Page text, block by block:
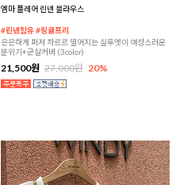
엠마 플레어 린넨 블라우스
#린넨함유 #링클프리
은은하게 퍼져 차르르 떨어지는 실루엣이 여성스러운
분위기+군살커버 (3color)
21,500원 27,000원 20%